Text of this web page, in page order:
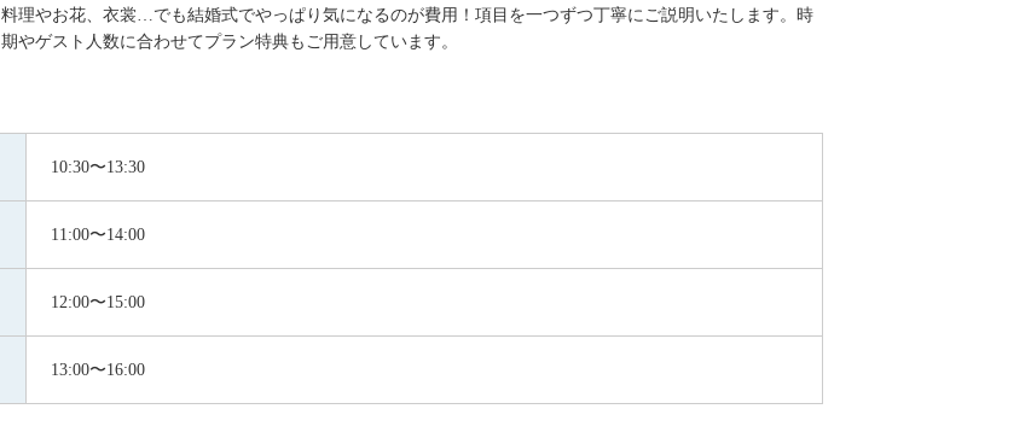
料理やお花、衣裳…でも結婚式でやっぱり気になるのが費用！項目を一つずつ丁寧にご説明いたします。時
期やゲスト人数に合わせてプラン特典もご用意しています。
10:30〜13:30
11:00〜14:00
12:00〜15:00
13:00〜16:00